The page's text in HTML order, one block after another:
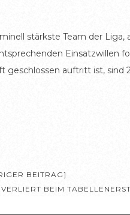
stärkste Team der Liga,
Einsatzwillen
geschlossen auftritt ist, sind
BEITRAG]
VERLIERT BEIM